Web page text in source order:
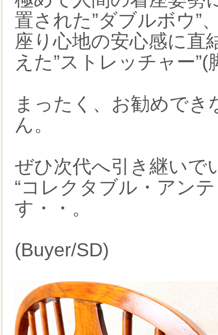
置された”ダブルボウ”
座り心地の安心感に直
えた”ストレッチャー
まったく、お勧めで
ん。
ぜひ次代へ引き継いで
“コレクタブル・アン
す・・。
(Buyer/SD)